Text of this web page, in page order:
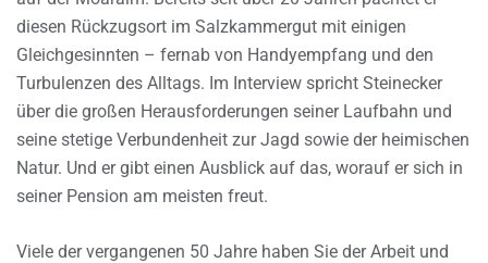
diesen Rückzugsort im Salzkammergut mit einigen
Gleichgesinnten – fernab von Handyempfang und den
Turbulenzen des Alltags. Im Interview spricht Steinecker
über die großen Herausforderungen seiner Laufbahn und
seine stetige Verbundenheit zur Jagd sowie der heimischen
Natur. Und er gibt einen Ausblick auf das, worauf er sich in
seiner Pension am meisten freut.
Viele der vergangenen 50 Jahre haben Sie der Arbeit und